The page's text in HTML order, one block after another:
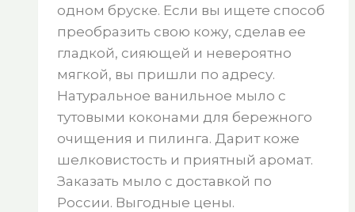
одном бруске. Если вы ищете способ
преобразить свою кожу, сделав ее
гладкой, сияющей и невероятно
мягкой, вы пришли по адресу.
Натуральное ванильное мыло с
тутовыми коконами для бережного
очищения и пилинга. Дарит коже
шелковистость и приятный аромат.
Заказать мыло с доставкой по
России. Выгодные цены.